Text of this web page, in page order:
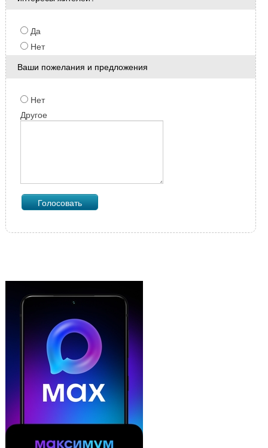
Да
Нет
Ваши пожелания и предложения
Нет
Другое